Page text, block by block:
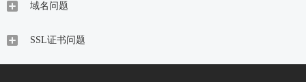
域名问题
SSL证书问题